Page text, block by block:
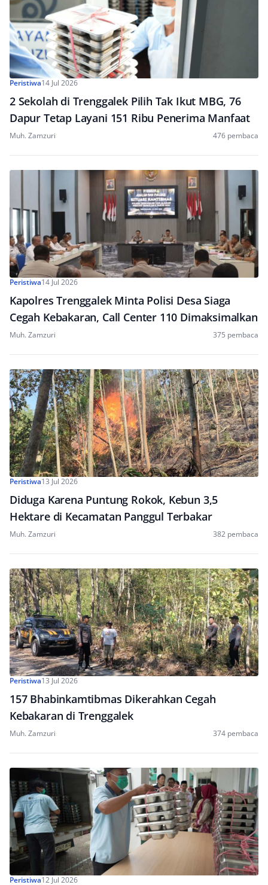
Peristiwa14 Jul 2026
2 Sekolah di Trenggalek Pilih Tak Ikut MBG, 76
Dapur Tetap Layani 151 Ribu Penerima Manfaat
Muh. Zamzuri 476 pembaca
Peristiwa14 Jul 2026
Kapolres Trenggalek Minta Polisi Desa Siaga
Cegah Kebakaran, Call Center 110 Dimaksimalkan
Muh. Zamzuri 375 pembaca
Peristiwa13 Jul 2026
Diduga Karena Puntung Rokok, Kebun 3,5
Hektare di Kecamatan Panggul Terbakar
Muh. Zamzuri 382 pembaca
Peristiwa13 Jul 2026
157 Bhabinkamtibmas Dikerahkan Cegah
Kebakaran di Trenggalek
Muh. Zamzuri 374 pembaca
Peristiwa12 Jul 2026